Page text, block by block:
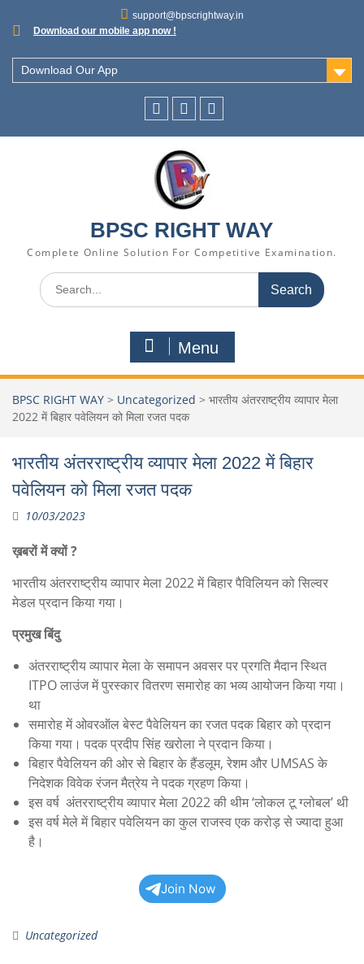
support@bpscrightway.in
Download our mobile app now !
Download Our App
BPSC RIGHT WAY
Complete Online Solution For Competitive Examination.
Menu
BPSC RIGHT WAY > Uncategorized > भारतीय अंतरराष्ट्रीय व्यापार मेला
2022 में बिहार पवेलियन को मिला रजत पदक
भारतीय अंतरराष्ट्रीय व्यापार मेला 2022 में बिहार
पवेलियन को मिला रजत पदक
10/03/2023
ख़बरों में क्यों ?
भारतीय अंतरराष्ट्रीय व्यापार मेला 2022 में बिहार पैविलियन को सिल्वर
मेडल प्रदान किया गया।
प्रमुख बिंदु
अंतरराष्ट्रीय व्यापार मेला के समापन अवसर पर प्रगति मैदान स्थित
ITPO लाउंज में पुरस्कार वितरण समारोह का भव्य आयोजन किया गया।
था
समारोह में ओवरऑल बेस्ट पैवेलियन का रजत पदक बिहार को प्रदान
किया गया। पदक प्रदीप सिंह खरोला ने प्रदान किया।
बिहार पैवेलियन की ओर से बिहार के हैंडलूम, रेशम और UMSAS के
निदेशक विवेक रंजन मैत्रेय ने पदक ग्रहण किया।
इस वर्ष अंतरराष्ट्रीय व्यापार मेला 2022 की थीम ‘लोकल टू ग्लोबल’ थी
इस वर्ष मेले में बिहार पवेलियन का कुल राजस्व एक करोड़ से ज्यादा हुआ
है।
Join Now
Uncategorized